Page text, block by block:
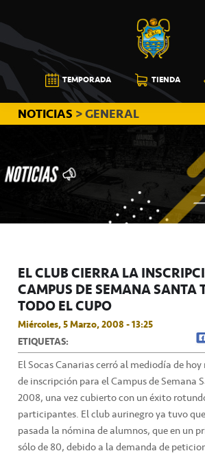
a
la
navegación
principal
al
contenido
principal
a
la
barra
lateral
principal
CB
CANARIAS
TEMPORADA TIENDA
NOTICIAS > GENERAL
EL CLUB CIERRA LA
CAMPUS DE SEMANA SANTA
TODO EL CUPO
Miércoles, 5 Marzo, 2008 - 13:25
ETIQUETAS:
El Socas Canarias cerró al mediodía de
de inscripción para el Campus de Semana
2008, una vez cubierto con un éxito
participantes. El club aurinegro ya tuvo
pasada la nómina de alumnos, que en un
sólo de 80, debido a la demanda de